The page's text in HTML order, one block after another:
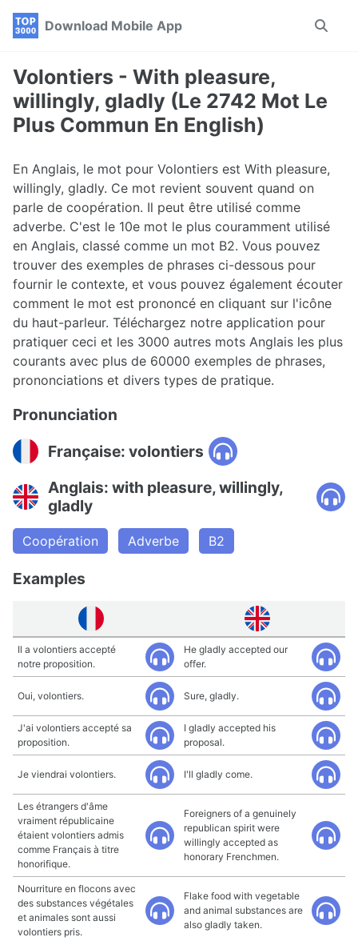
Skip
navigation
Skip
Skip
Download Mobile App
Toggle
Volontiers - With pleasure,
willingly, gladly (Le 2742 Mot Le
Plus Commun En English)
En Anglais, le mot pour Volontiers est With pleasure,
willingly, gladly. Ce mot revient souvent quand on
parle de coopération. Il peut être utilisé comme
adverbe. C'est le 10e mot le plus couramment utilisé
en Anglais, classé comme un mot B2. Vous pouvez
trouver des exemples de phrases ci-dessous pour
fournir le contexte, et vous pouvez également écouter
comment le mot est prononcé en cliquant sur l'icône
du haut-parleur. Téléchargez notre application pour
pratiquer ceci et les 3000 autres mots Anglais les plus
courants avec plus de 60000 exemples de phrases,
prononciations et divers types de pratique.
Pronunciation
Française: volontiers
Anglais: with pleasure, willingly,
gladly
Coopération Adverbe B2
Examples
Il a volontiers accepté
notre proposition.
He gladly accepted our
offer.
Oui, volontiers. Sure, gladly.
J'ai volontiers accepté sa
proposition.
I gladly accepted his
proposal.
Je viendrai volontiers. I'll gladly come.
Les étrangers d'âme
vraiment républicaine
étaient volontiers admis
comme Français à titre
honorifique.
Foreigners of a genuinely
republican spirit were
willingly accepted as
honorary Frenchmen.
Nourriture en flocons avec
des substances végétales
et animales sont aussi
volontiers pris.
Flake food with vegetable
and animal substances are
also gladly taken.